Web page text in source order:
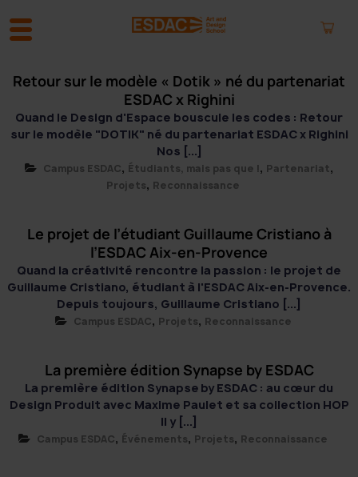
Retour sur le modèle « Dotik » né du partenariat
ESDAC x Righini
Quand le Design d'Espace bouscule les codes : Retour
sur le modèle "DOTIK" né du partenariat ESDAC x Righini
Nos [...]
Campus ESDAC, Étudiants, mais pas que !, Partenariat,
Projets, Reconnaissance
Le projet de l’étudiant Guillaume Cristiano à
l’ESDAC Aix-en-Provence
Quand la créativité rencontre la passion : le projet de
Guillaume Cristiano, étudiant à l'ESDAC Aix-en-Provence.
Depuis toujours, Guillaume Cristiano [...]
Campus ESDAC, Projets, Reconnaissance
La première édition Synapse by ESDAC
La première édition Synapse by ESDAC : au cœur du
Design Produit avec Maxime Paulet et sa collection HOP
Il y [...]
Campus ESDAC, Événements, Projets, Reconnaissance